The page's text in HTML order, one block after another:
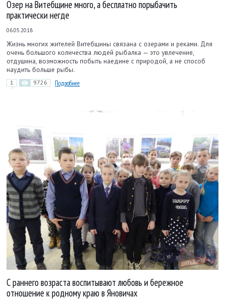
Озер на Витебщине много, а бесплатно порыбачить
практически негде
06.05.2018
Жизнь многих жителей Витебщины связана с озерами и реками. Для
очень большого количества людей рыбалка — это увлечение,
отдушина, возможность побыть наедине с природой, а не способ
наудить больше рыбы.
1 9726 Подробнее
С раннего возраста воспитывают любовь и бережное
отношение к родному краю в Яновичах